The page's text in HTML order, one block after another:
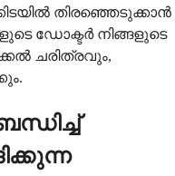
തിരഞ്ഞെടുക്കാൻ
ഡോക്ടർ നിങ്ങളുടെ
ചരിത്രവും,